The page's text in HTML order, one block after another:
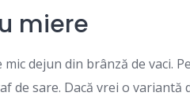
miere
dejun din brânză de vaci.
de sare. Dacă vrei o variantă